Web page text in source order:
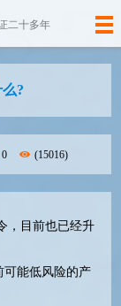
二十多年
?
0 (15016)
，目前也已经升
可能低风险的产